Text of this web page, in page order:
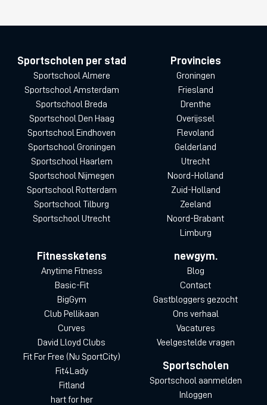
Sportscholen per stad
Sportschool Almere
Sportschool Amsterdam
Sportschool Breda
Sportschool Den Haag
Sportschool Eindhoven
Sportschool Groningen
Sportschool Haarlem
Sportschool Nijmegen
Sportschool Rotterdam
Sportschool Tilburg
Sportschool Utrecht
Provincies
Groningen
Friesland
Drenthe
Overijssel
Flevoland
Gelderland
Utrecht
Noord-Holland
Zuid-Holland
Zeeland
Noord-Brabant
Limburg
Fitnessketens
Anytime Fitness
Basic-Fit
BigGym
Club Pellikaan
Curves
David Lloyd Clubs
Fit For Free (Nu SportCity)
Fit4Lady
Fitland
hart for her
newgym.
Blog
Contact
Gastbloggers gezocht
Ons verhaal
Vacatures
Veelgestelde vragen
Sportscholen
Sportschool aanmelden
Inloggen